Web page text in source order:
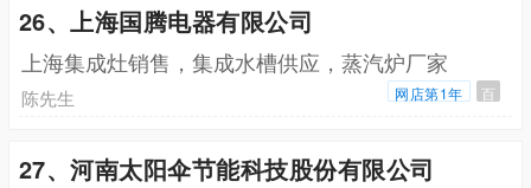
26、上海国腾电器有限公司
上海集成灶销售，集成水槽供应，蒸汽炉厂家
陈先生 网店第1年 百
27、河南太阳伞节能科技股份有限公司